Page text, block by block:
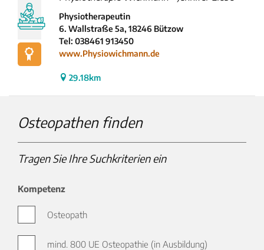
Physiotherapeutin
6. Wallstraße 5a, 18246 Bützow
Tel: 038461 913450
www.Physiowichmann.de
29.18km
Osteopathen finden
Tragen Sie Ihre Suchkriterien ein
Kompetenz
Osteopath
mind. 800 UE Osteopathie (in Ausbildung)